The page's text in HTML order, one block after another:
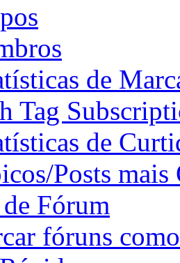
de
Tag
de
Posts mais
Fórum
fóruns